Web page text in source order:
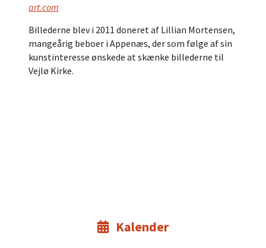
art.com
Billederne blev i 2011 doneret af Lillian Mortensen,
mangeårig beboer i Appenæs, der som følge af sin
kunstinteresse ønskede at skænke billederne til
Vejlø Kirke.
Kalender